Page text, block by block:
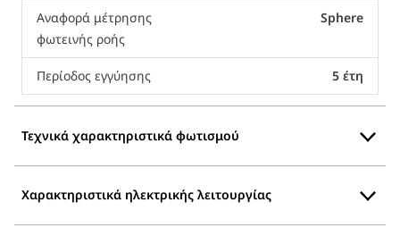
Αναφορά μέτρησης
φωτεινής ροής
Sphere
Περίοδος εγγύησης 5 έτη
Τεχνικά χαρακτηριστικά φωτισμού
Χαρακτηριστικά ηλεκτρικής λειτουργίας